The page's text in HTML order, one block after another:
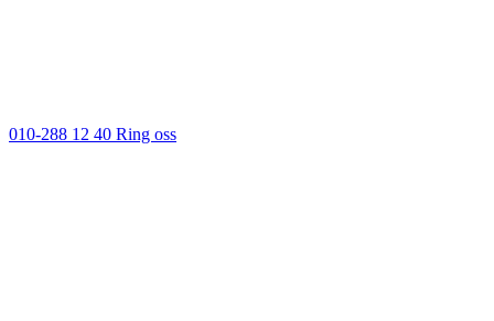
010-288 12 40 Ring oss